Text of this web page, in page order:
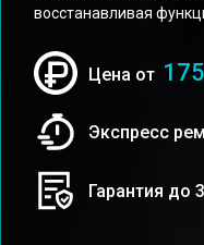
восстанавливая
Цена от
Экспресс
Гарантия до